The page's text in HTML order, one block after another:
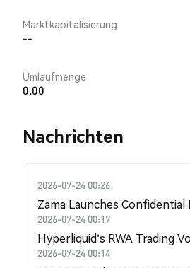
Marktkapitalisierung
--
Umlaufmenge
0.00
Nachrichten
2026-07-24 00:26
Zama Launches
2026-07-24 00:17
Hyperliquid's RWA Trading
2026-07-24 00:14